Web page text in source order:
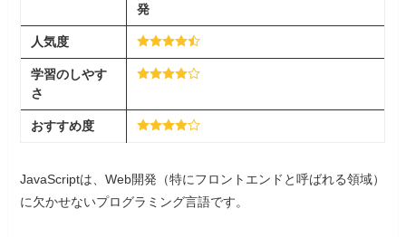
発
人気度
学習のしやす
さ
おすすめ度
JavaScriptは、Web開発（特にフロントエンドと呼ばれる領域）
に欠かせないプログラミング言語です。